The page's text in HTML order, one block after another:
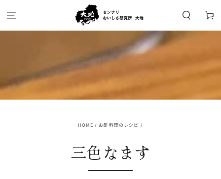
CONTENT
Cart
HOME / お酢料理のレシピ /
三色なます